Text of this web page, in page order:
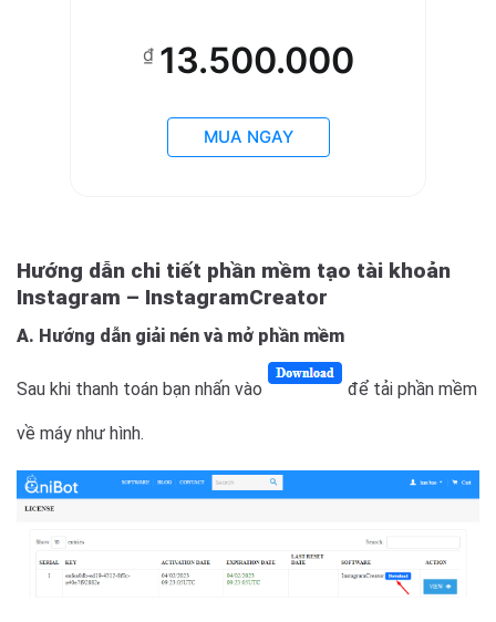
₫ 13.500.000
MUA NGAY
Hướng dẫn chi tiết phần mềm tạo tài khoản
Instagram – InstagramCreator
A. Hướng dẫn giải nén và mở phần mềm
Sau khi thanh toán bạn nhấn vào để tải phần mềm
về máy như hình.